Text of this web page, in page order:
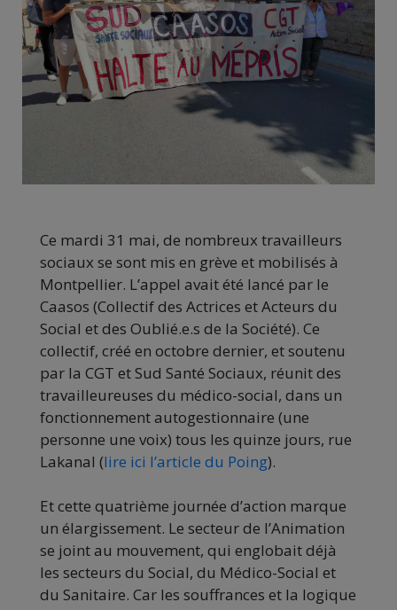
Ce mardi 31 mai, de nombreux travailleurs
sociaux se sont mis en grève et mobilisés à
Montpellier. L’appel avait été lancé par le
Caasos (Collectif des Actrices et Acteurs du
Social et des Oublié.e.s de la Société). Ce
collectif, créé en octobre dernier, et soutenu
par la CGT et Sud Santé Sociaux, réunit des
travailleureuses du médico-social, dans un
fonctionnement autogestionnaire (une
personne une voix) tous les quinze jours, rue
Lakanal (lire ici l’article du Poing).
Et cette quatrième journée d’action marque
un élargissement. Le secteur de l’Animation
se joint au mouvement, qui englobait déjà
les secteurs du Social, du Médico-Social et
du Sanitaire. Car les souffrances et la logique